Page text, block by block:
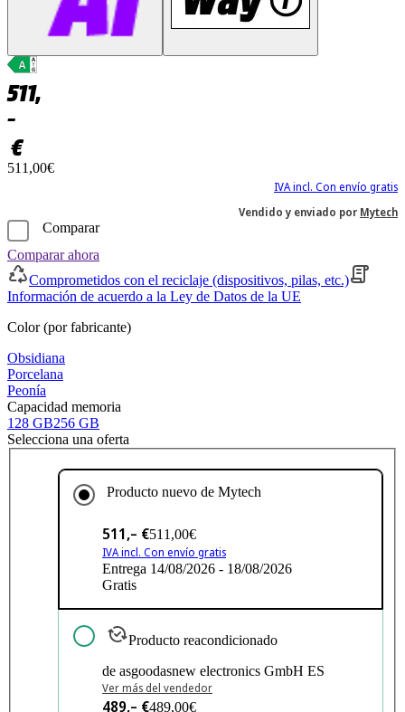
511,
–
€
511,00€
IVA incl. Con envío gratis
Vendido y enviado por Mytech
Comparar
Comparar ahora
Comprometidos con el reciclaje (dispositivos, pilas, etc.)
Información de acuerdo a la Ley de Datos de la UE
Color (por fabricante)
Obsidiana
Porcelana
Peonía
Capacidad memoria
128 GB256 GB
Selecciona una oferta
Producto nuevo de Mytech
511,– €511,00€
IVA incl. Con envío gratis
Entrega 14/08/2026 - 18/08/2026
Gratis
Producto reacondicionado
de asgoodasnew electronics GmbH ES
Ver más del vendedor
489,– €489,00€